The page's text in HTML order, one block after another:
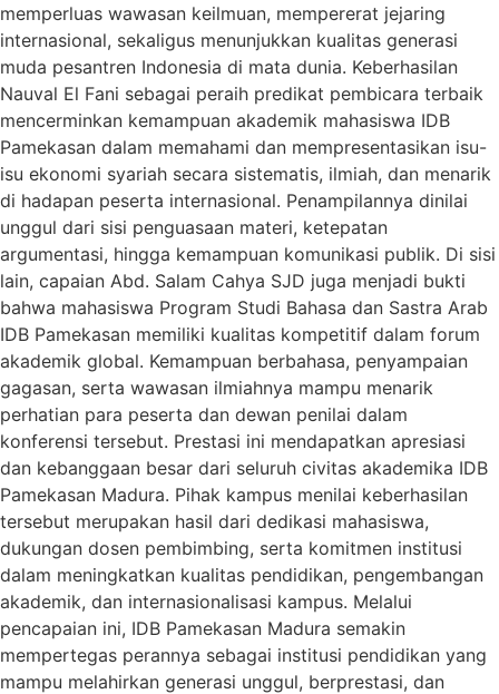
memperluas wawasan keilmuan, mempererat jejaring
internasional, sekaligus menunjukkan kualitas generasi
muda pesantren Indonesia di mata dunia. Keberhasilan
Nauval El Fani sebagai peraih predikat pembicara terbaik
mencerminkan kemampuan akademik mahasiswa IDB
Pamekasan dalam memahami dan mempresentasikan isu-
isu ekonomi syariah secara sistematis, ilmiah, dan menarik
di hadapan peserta internasional. Penampilannya dinilai
unggul dari sisi penguasaan materi, ketepatan
argumentasi, hingga kemampuan komunikasi publik. Di sisi
lain, capaian Abd. Salam Cahya SJD juga menjadi bukti
bahwa mahasiswa Program Studi Bahasa dan Sastra Arab
IDB Pamekasan memiliki kualitas kompetitif dalam forum
akademik global. Kemampuan berbahasa, penyampaian
gagasan, serta wawasan ilmiahnya mampu menarik
perhatian para peserta dan dewan penilai dalam
konferensi tersebut. Prestasi ini mendapatkan apresiasi
dan kebanggaan besar dari seluruh civitas akademika IDB
Pamekasan Madura. Pihak kampus menilai keberhasilan
tersebut merupakan hasil dari dedikasi mahasiswa,
dukungan dosen pembimbing, serta komitmen institusi
dalam meningkatkan kualitas pendidikan, pengembangan
akademik, dan internasionalisasi kampus. Melalui
pencapaian ini, IDB Pamekasan Madura semakin
mempertegas perannya sebagai institusi pendidikan yang
mampu melahirkan generasi unggul, berprestasi, dan